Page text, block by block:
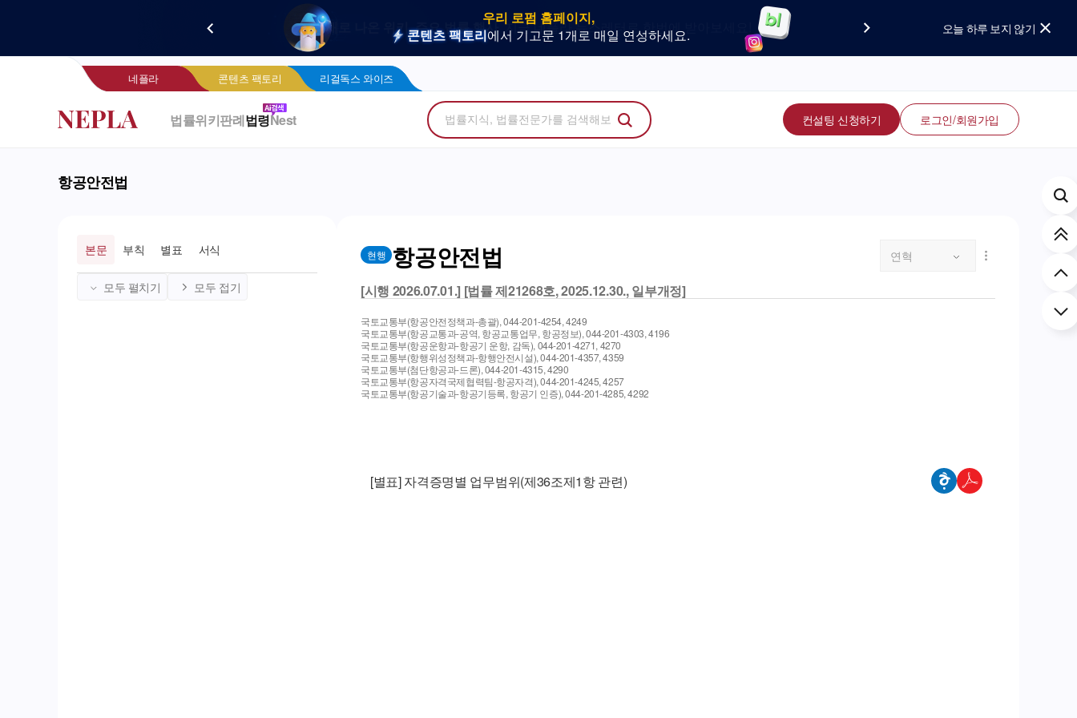
우리 로펌 홈페이지,
콘텐츠 팩토리에서 기고문 1개로 매일 연성하세요.
새로 나온 위키, 주요 법률 행사 지금 네플라 뉴스레터로 한번에 받아보세요!
Wise
사건을 이해하는 만능 어쏘,
리걸독스 와이즈프로 사전등록 신청하기
네플라 광고 문의 법률 소비자에게 지금 당신의 브랜드를 보여주세요! 오늘 하루 보지 않기
네플라 콘텐츠 팩토리 리걸독스 와이즈
법률위키판례법령Nest 컨설팅 신청하기 로그인/회원가입
항공안전법
본문 부칙 별표 서식
모두 펼치기 모두 접기
현행 항공안전법 연혁
[시행 2026.07.01.] [법률 제21268호, 2025.12.30., 일부개정]
국토교통부(항공안전정책과-총괄), 044-201-4254, 4249
국토교통부(항공교통과-공역, 항공교통업무, 항공정보), 044-201-4303, 4196
국토교통부(항공운항과-항공기 운항, 감독), 044-201-4271, 4270
국토교통부(항행위성정책과-항행안전시설), 044-201-4357, 4359
국토교통부(첨단항공과-드론), 044-201-4315, 4290
국토교통부(항공자격국제협력팀-항공자격), 044-201-4245, 4257
국토교통부(항공기술과-항공기등록, 항공기 인증), 044-201-4285, 4292
[별표] 자격증명별 업무범위(제36조제1항 관련)